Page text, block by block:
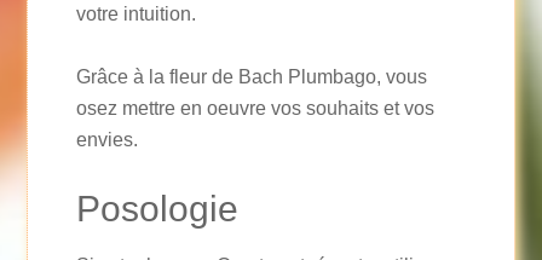
votre intuition.
Grâce à la fleur de Bach Plumbago, vous
osez mettre en oeuvre vos souhaits et vos
envies.
Posologie